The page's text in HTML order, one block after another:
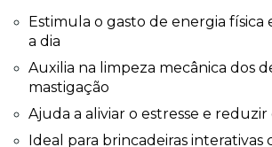
Estimula o gasto de energia física
a dia
Auxilia na limpeza mecânica dos
mastigação
Ajuda a aliviar o estresse e reduzir
Ideal para brincadeiras interativas